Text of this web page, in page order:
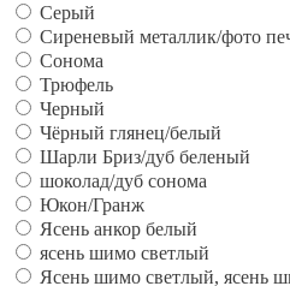
Серый
Сиреневый металлик/фото
Сонома
Трюфель
Черный
Чёрный глянец/белый
Шарли Бриз/дуб беленый
шоколад/дуб сонома
Юкон/Гранж
Ясень анкор белый
ясень шимо светлый
Ясень шимо светлый, ясень